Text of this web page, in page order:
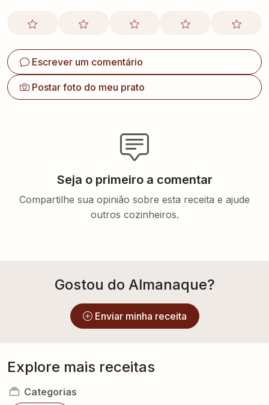
Escrever um comentário
Postar foto do meu prato
Seja o primeiro a comentar
Compartilhe sua opinião sobre esta receita e ajude
outros cozinheiros.
Gostou do Almanaque?
Enviar minha receita
Explore mais receitas
Categorias